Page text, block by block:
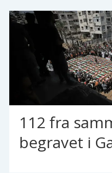
112 fra
begravet i